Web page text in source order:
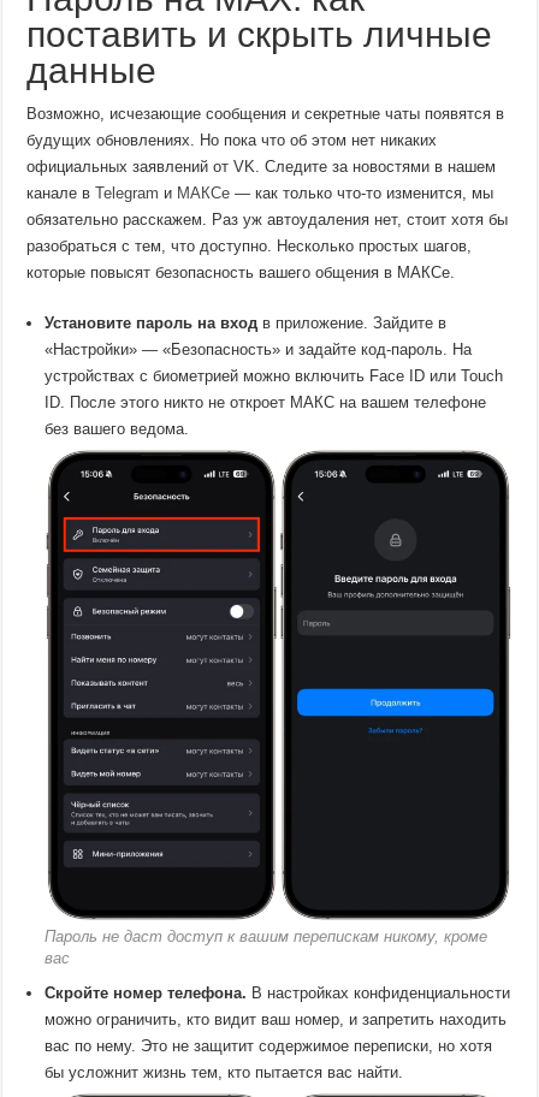
поставить и скрыть личные
данные
Возможно, исчезающие сообщения и секретные чаты появятся в
будущих обновлениях. Но пока что об этом нет никаких
официальных заявлений от VK. Следите за новостями в нашем
канале вTelegram и МАКСе — как только что-то изменится, мы
обязательно расскажем. Раз уж автоудаления нет, стоит хотя бы
разобраться с тем, что доступно. Несколько простых шагов,
которые повысят безопасность вашего общения в МАКСе.
Установите пароль на вход в приложение. Зайдите в
«Настройки» — «Безопасность» и задайте код-пароль. На
устройствах с биометрией можно включить Face ID или Touch
ID. После этого никто не откроет МАКС на вашем телефоне
без вашего ведома.
Пароль не даст доступ к вашим перепискам никому, кроме
вас
Скройте номер телефона. В настройках конфиденциальности
можно ограничить, кто видит ваш номер, и запретить находить
вас по нему. Это не защитит содержимое переписки, но хотя
бы усложнит жизнь тем, кто пытается вас найти.